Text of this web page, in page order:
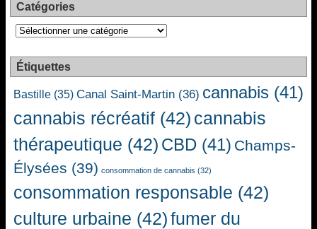
Catégories
Catégories
Étiquettes
Bastille (35) Canal Saint-Martin (36) cannabis (41)
cannabis récréatif (42) cannabis
thérapeutique (42) CBD (41) Champs-
Élysées (39) consommation de cannabis (32)
consommation responsable (42)
culture urbaine (42)fumer du